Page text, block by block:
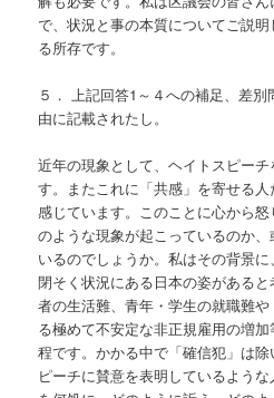
で、状況と事の本質についてご説
る所存です。
５． 上記回答1～４への補足、差
由に記載されたし。
近年の現象として、ヘイトスピー
す。またこれに「共感」を寄せる
感じています。このことに心から
のような現象が起こっているのか
いるのでしょうか。私はその背景
閉そく状況にある日本の姿がある
者の生活難、青年・学生の就職難
る極めて不安定な非正規雇用の増
程です。かかる中で「確信犯」は
ピーチに賛意を表明しているよう